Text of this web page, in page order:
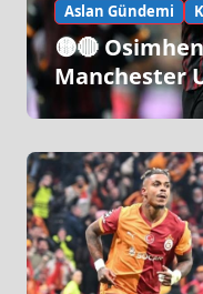
Aslan Gündemi
🟡🔴
Manchester